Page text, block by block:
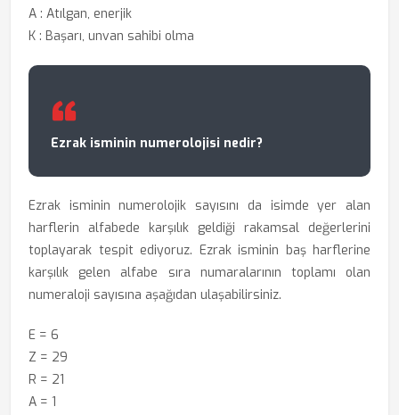
A : Atılgan, enerjik
K : Başarı, unvan sahibi olma
Ezrak isminin numerolojisi nedir?
Ezrak isminin numerolojik sayısını da isimde yer alan
harflerin alfabede karşılık geldiği rakamsal değerlerini
toplayarak tespit ediyoruz. Ezrak isminin baş harflerine
karşılık gelen alfabe sıra numaralarının toplamı olan
numeraloji sayısına aşağıdan ulaşabilirsiniz.
E = 6
Z = 29
R = 21
A = 1